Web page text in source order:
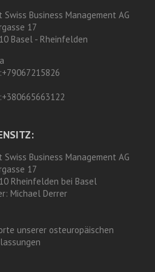
Swiss Business Management AG
17
Basel - Rheinfelden
+79067215826
+380665663122
Swiss Business Management AG
17
Rheinfelden bei Basel
Michael Derrer
unserer osteuropäischen